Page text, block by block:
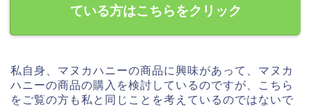
ている方はこちらをクリック
私自身、マヌカハニーの商品に興味があって、マヌカ
ハニーの商品の購入を検討しているのですが、こちら
をご覧の方も私と同じことを考えているのではないで